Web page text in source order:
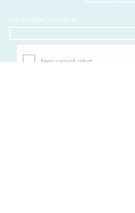
Feliratkozom hírlevélre!